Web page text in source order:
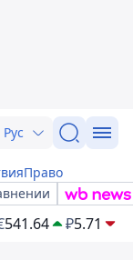
Рус
Право
541.64 ₽5.71